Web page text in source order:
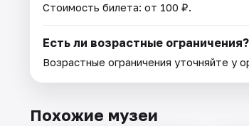
Стоимость билета: от 100 ₽.
Есть ли возрастные ограничения?
Возрастные ограничения уточняйте у
Похожие музеи